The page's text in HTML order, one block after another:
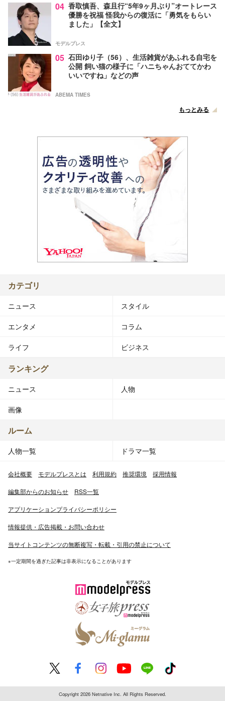
04 香取慎吾、森且行“5年9ヶ月ぶり”オートレース
優勝を祝福 怪我からの復活に「勇気をもらい
ました」【全文】
モデルプレス
05 石田ゆり子（56）、生活雑貨があふれる自宅を
公開 飼い猫の様子に「ハニちゃんおててかわ
いいですね」などの声
ABEMA TIMES
もっとみる
カテゴリ
ニュース スタイル
エンタメ コラム
ライフ ビジネス
ランキング
ニュース 人物
画像
ルーム
人物一覧 ドラマ一覧
会社概要 モデルプレスとは 利用規約 推奨環境 採用情報
編集部からのお知らせ RSS一覧
アプリケーションプライバシーポリシー
情報提供・広告掲載・お問い合わせ
当サイトコンテンツの無断複写・転載・引用の禁止について
※一定期間を過ぎた記事は非表示になることがあります
Copyright 2026 Netnative Inc. All Rights Reserved.